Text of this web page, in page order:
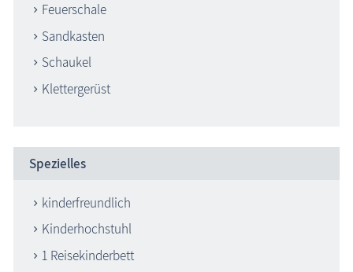
Feuerschale
Sandkasten
Schaukel
Klettergerüst
Spezielles
kinderfreundlich
Kinderhochstuhl
1 Reisekinderbett